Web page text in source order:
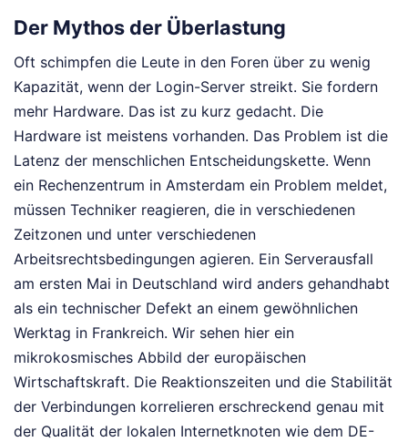
Der Mythos der Überlastung
Oft schimpfen die Leute in den Foren über zu wenig
Kapazität, wenn der Login-Server streikt. Sie fordern
mehr Hardware. Das ist zu kurz gedacht. Die
Hardware ist meistens vorhanden. Das Problem ist die
Latenz der menschlichen Entscheidungskette. Wenn
ein Rechenzentrum in Amsterdam ein Problem meldet,
müssen Techniker reagieren, die in verschiedenen
Zeitzonen und unter verschiedenen
Arbeitsrechtsbedingungen agieren. Ein Serverausfall
am ersten Mai in Deutschland wird anders gehandhabt
als ein technischer Defekt an einem gewöhnlichen
Werktag in Frankreich. Wir sehen hier ein
mikrokosmisches Abbild der europäischen
Wirtschaftskraft. Die Reaktionszeiten und die Stabilität
der Verbindungen korrelieren erschreckend genau mit
der Qualität der lokalen Internetknoten wie dem DE-